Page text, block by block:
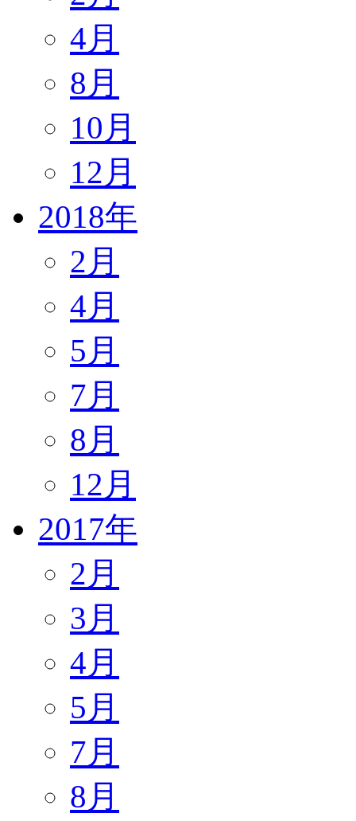
4月
8月
10月
12月
2018年
2月
4月
5月
7月
8月
12月
2017年
2月
3月
4月
5月
7月
8月